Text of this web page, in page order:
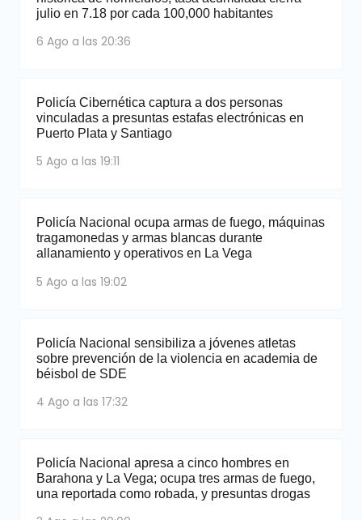
julio en 7.18 por cada 100,000 habitantes
6 Ago a las 20:36
Policía Cibernética captura a dos personas
vinculadas a presuntas estafas electrónicas en
Puerto Plata y Santiago
5 Ago a las 19:11
Policía Nacional ocupa armas de fuego, máquinas
tragamonedas y armas blancas durante
allanamiento y operativos en La Vega
5 Ago a las 19:02
Policía Nacional sensibiliza a jóvenes atletas
sobre prevención de la violencia en academia de
béisbol de SDE
4 Ago a las 17:32
Policía Nacional apresa a cinco hombres en
Barahona y La Vega; ocupa tres armas de fuego,
una reportada como robada, y presuntas drogas